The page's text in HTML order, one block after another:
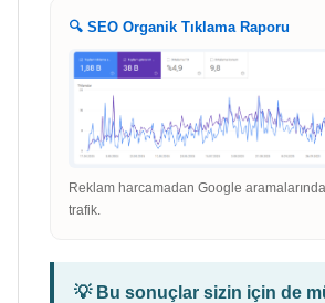
🔍 SEO Organik Tıklama Raporu
Reklam harcamadan Google
trafik.
💡 Bu sonuçlar sizin için de